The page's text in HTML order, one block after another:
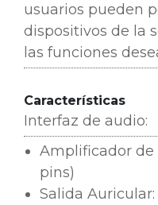
usuarios pueden
dispositivos de la
las funciones
Características
Interfaz de audio:
Amplificador de
pins)
Salida